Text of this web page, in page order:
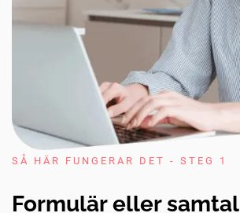
SÅ HÄR FUNGERAR DET - STEG 1
Formulär eller samtal